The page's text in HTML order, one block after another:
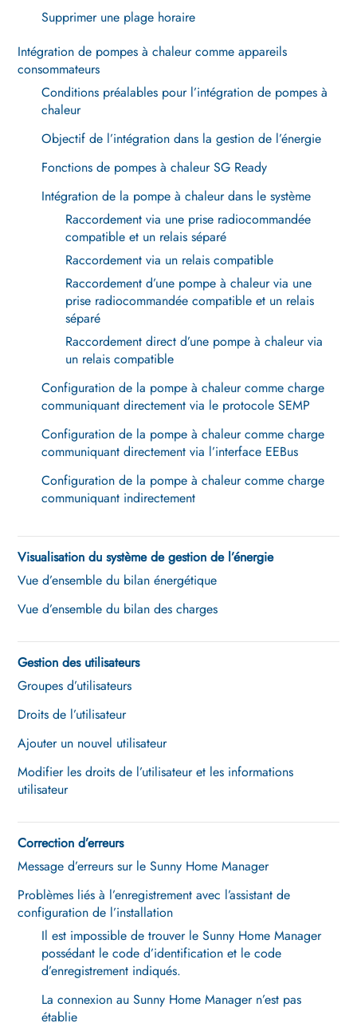
Supprimer une plage horaire
Intégration de pompes à chaleur comme appareils
consommateurs
Conditions préalables pour l’intégration de pompes à
chaleur
Objectif de l’intégration dans la gestion de l’énergie
Fonctions de pompes à chaleur SG Ready
Intégration de la pompe à chaleur dans le système
Raccordement via une prise radiocommandée
compatible et un relais séparé
Raccordement via un relais compatible
Raccordement d’une pompe à chaleur via une
prise radiocommandée compatible et un relais
séparé
Raccordement direct d’une pompe à chaleur via
un relais compatible
Configuration de la pompe à chaleur comme charge
communiquant directement via le protocole SEMP
Configuration de la pompe à chaleur comme charge
communiquant directement via l’interface EEBus
Configuration de la pompe à chaleur comme charge
communiquant indirectement
Visualisation du système de gestion de l’énergie
Vue d’ensemble du bilan énergétique
Vue d’ensemble du bilan des charges
Gestion des utilisateurs
Groupes d’utilisateurs
Droits de l’utilisateur
Ajouter un nouvel utilisateur
Modifier les droits de l’utilisateur et les informations
utilisateur
Correction d’erreurs
Message d’erreurs sur le Sunny Home Manager
Problèmes liés à l’enregistrement avec l’assistant de
configuration de l’installation
Il est impossible de trouver le Sunny Home Manager
possédant le code d’identification et le code
d’enregistrement indiqués.
La connexion au Sunny Home Manager n’est pas
établie